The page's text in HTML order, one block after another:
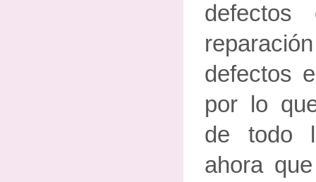
defectos
por lo
de todo
ahora